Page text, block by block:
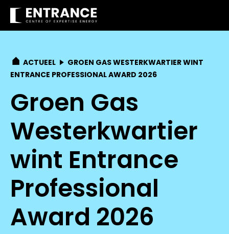
ACTUEEL
GROEN GAS WESTERKWARTIER WINT
ENTRANCE PROFESSIONAL AWARD 2026
Groen Gas
Westerkwartier
wint Entrance
Professional
Award 2026